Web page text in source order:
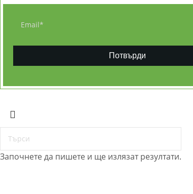
Потвърди
Започнете да пишете и ще излязат резултати.